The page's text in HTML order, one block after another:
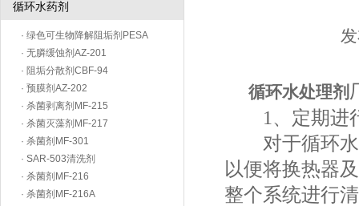
循环水药剂
· 绿色可生物降解阻垢剂PESA
· 无膦缓蚀剂AZ-201
· 阻垢分散剂CBF-94
· 预膜剂AZ-202
· 杀菌剥离剂MF-215
· 杀菌灭藻剂MF-217
· 杀菌剂MF-301
· SAR-503清洗剂
· 杀菌剂MF-216
· 杀菌剂MF-216A
循环水处理剂
1、定期进
对于循环水
以便将换热器
整个系统进行